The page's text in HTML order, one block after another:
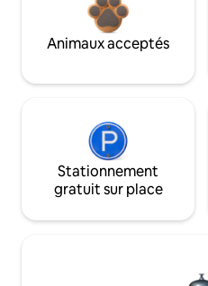
Animaux acceptés
Stationnement
gratuit sur place